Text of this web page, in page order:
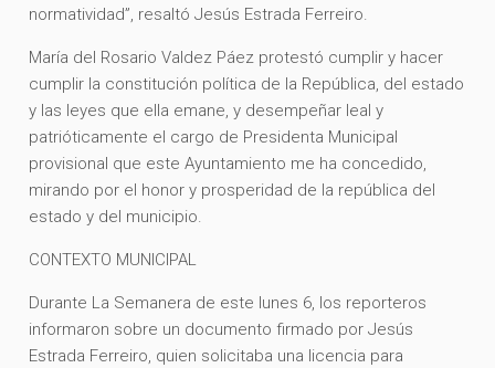
normatividad”, resaltó Jesús Estrada Ferreiro.
María del Rosario Valdez Páez protestó cumplir y hacer
cumplir la constitución política de la República, del estado
y las leyes que ella emane, y desempeñar leal y
patrióticamente el cargo de Presidenta Municipal
provisional que este Ayuntamiento me ha concedido,
mirando por el honor y prosperidad de la república del
estado y del municipio.
CONTEXTO MUNICIPAL
Durante La Semanera de este lunes 6, los reporteros
informaron sobre un documento firmado por Jesús
Estrada Ferreiro, quien solicitaba una licencia para